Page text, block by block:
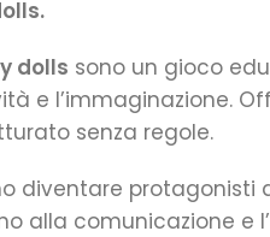
dolls sono un gioco
e l’immaginazione.
senza regole.
diventare
alla comunicazione e